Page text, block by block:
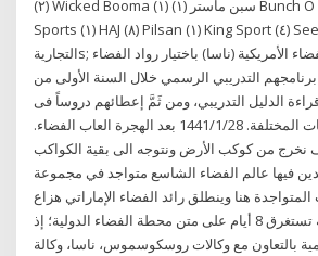
(٢) Wicked Booma (١) سبن ماستر (١) Bunch O Balloons (١) Dawson
Sports (١) HAJ (٨) Pilsan (١) King Sport (٤) See Less العلامات
التجاريةs; الأعمار تقوم وكالة الفضاء الأمريكية (ناسا) باختيار رواد الفضاء
التدريبي الرسمي خلال السنة الأولى من
الدليل التدريبي، ومن ثَمَّ إعطائهم دروساً فى
نظم الحواسيب للمركبات المختلفة. 28‏‏/1‏‏/1441 بعد الهجرة العاب الفضاء.
نخرج من كوكب الأرض ونتوجه الى بقية الكواكب
فيها عالم الفضاء الشاسع متواجد في مجموعة
المتواجدة هنا وينطلق رائد الفضاء الإماراتي هزاع
المنصوري في مهمة تستغرق 8 أيام على متن محطة الفضاء الدولية؛ إذ
علمية بالتعاون مع وكالات روسكوسموس، ناسا، وكالة